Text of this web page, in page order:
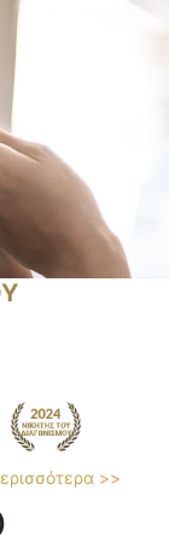
>>